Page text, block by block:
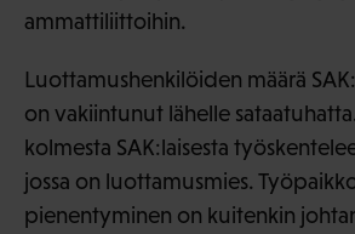
ammattiliittoihin.
Luottamushenkilöiden määrä
on vakiintunut lähelle
kolmesta SAK:laisesta
jossa on luottamusmies.
pienentyminen on kuitenkin